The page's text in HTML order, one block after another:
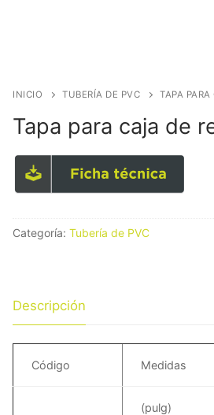
INICIO TUBERÍA DE PVC TAPA PARA
Tapa para caja de
Categoría: Tubería de PVC
Descripción
Código Medidas
(pulg)